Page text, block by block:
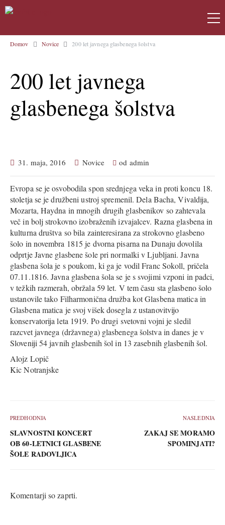
Domov Novice 200 let javnega glasbenega šolstva
200 let javnega
glasbenega šolstva
31. maja, 2016 Novice od admin
Evropa se je osvobodila spon srednjega veka in proti koncu 18.
stoletja se je družbeni ustroj spremenil. Dela Bacha, Vivaldija,
Mozarta, Haydna in mnogih drugih glasbenikov so zahtevala
več in bolj strokovno izobraženih izvajalcev. Razna glasbena in
kulturna društva so bila zainteresirana za strokovno glasbeno
šolo in novembra 1815 je dvorna pisarna na Dunaju dovolila
odprtje Javne glasbene šole pri normalki v Ljubljani. Javna
glasbena šola je s poukom, ki ga je vodil Franc Sokoll, pričela
07.11.1816. Javna glasbena šola se je s svojimi vzponi in padci,
v težkih razmerah, obržala 59 let. V tem času sta glasbeno šolo
ustanovile tako Filharmonična družba kot Glasbena matica in
Glasbena matica je svoj višek dosegla z ustanovitvijo
konservatorija leta 1919. Po drugi svetovni vojni je sledil
razcvet javnega (državnega) glasbenega šolstva in danes je v
Sloveniji 54 javnih glasbenih šol in 13 zasebnih glasbenih šol.
Alojz Lopič
Kic Notranjske
PREDHODNJA
SLAVNOSTNI KONCERT
OB 60-LETNICI GLASBENE
ŠOLE RADOVLJICA
NASLEDNJA
ZAKAJ SE MORAMO
SPOMINJATI?
Komentarji so zaprti.